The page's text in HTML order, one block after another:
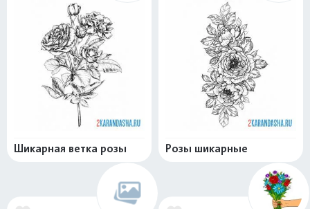
Шикарная ветка розы Розы шикарные